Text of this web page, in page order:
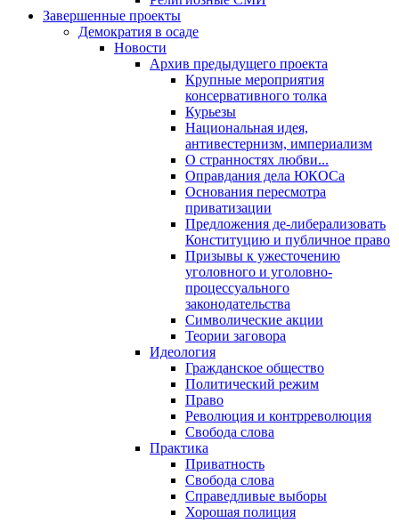
Завершенные проекты
Демократия в осаде
Новости
Архив предыдущего проекта
Крупные мероприятия
консервативного толка
Курьезы
Национальная идея,
антивестернизм, империализм
О странностях любви...
Оправдания дела ЮКОСа
Основания пересмотра
приватизации
Предложения де-либерализовать
Конституцию и публичное право
Призывы к ужесточению
уголовного и уголовно-
процессуального
законодательства
Символические акции
Теории заговора
Идеология
Гражданское общество
Политический режим
Право
Революция и контрреволюция
Свобода слова
Практика
Приватность
Свобода слова
Справедливые выборы
Хорошая полиция